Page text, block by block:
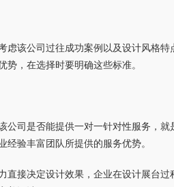
虑该公司过往成功案例以及设计风格
，在选择时要明确这些标准。
公司是否能提供一对一针对性服务，
验丰富团队所提供的服务优势。
直接决定设计效果，企业在设计展台